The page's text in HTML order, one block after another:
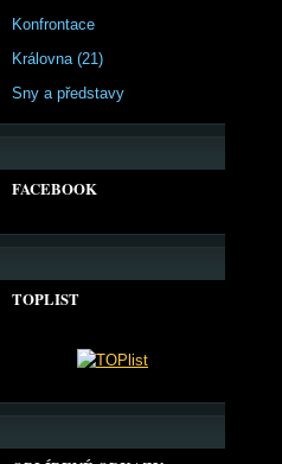
Konfrontace
Královna (21)
Sny a představy
FACEBOOK
TOPLIST